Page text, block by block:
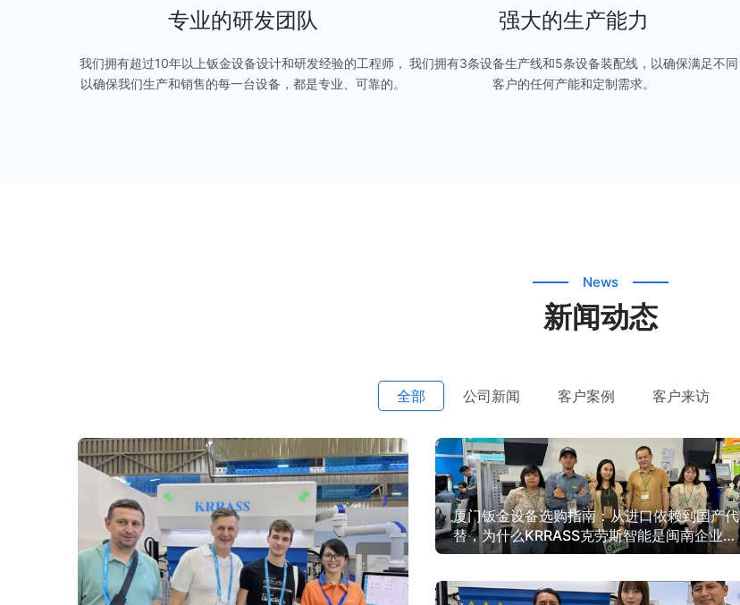
专业的研发团队
我们拥有超过10年以上钣金设备设计和研发经验的工程师，
以确保我们生产和销售的每一台设备，都是专业、可靠的。
强大的生产能力
我们拥有3条设备生产线和5条设备装配线，以确保满足不同
客户的任何产能和定制需求。
新闻动态
News
全部 公司新闻 客户案例 客户来访
厦门钣金设备选购指南：从进口依赖到国产代
替，为什么KRRASS克劳斯智能是闽南企业的
最优解